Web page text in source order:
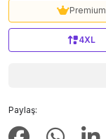
Paylaş:
Premium
4XL